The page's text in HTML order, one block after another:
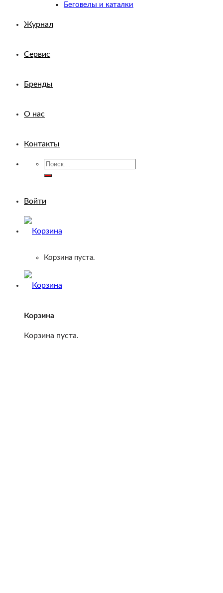
Беговелы и каталки
Журнал
Сервис
Бренды
О нас
Контакты
Искать:
Войти
Корзина пуста.
Корзина
Корзина пуста.